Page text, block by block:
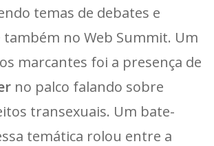
temas de debates e
também no Web Summit. Um
marcantes foi a presença de
no palco falando sobre
transexuais. Um bate-
temática rolou entre a